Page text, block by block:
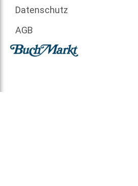
Datenschutz
AGB